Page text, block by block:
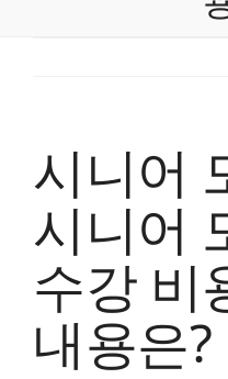
시니어
시니어
수강 비
내용은?